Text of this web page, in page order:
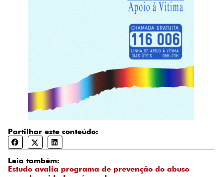
Partilhar este conteúdo:
Leia também:
Estudo avalia programa de prevenção do abuso